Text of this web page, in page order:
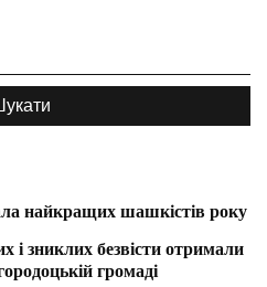
найкращих шашкістів року
і зниклих безвісти отримали
громаді